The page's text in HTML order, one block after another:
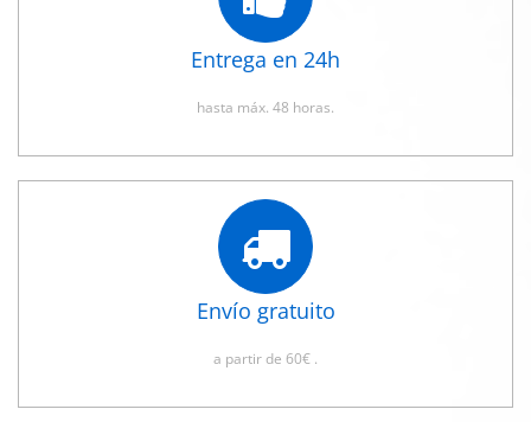
Entrega en 24h
hasta máx. 48 horas.
Envío gratuito
a partir de 60€ .